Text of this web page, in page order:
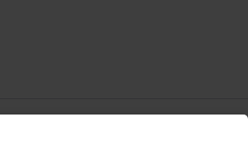
cliente